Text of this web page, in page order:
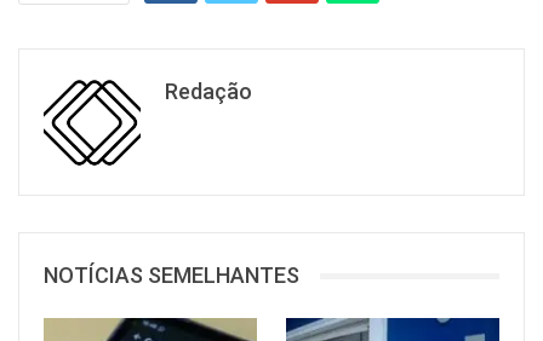
Redação
NOTÍCIAS SEMELHANTES